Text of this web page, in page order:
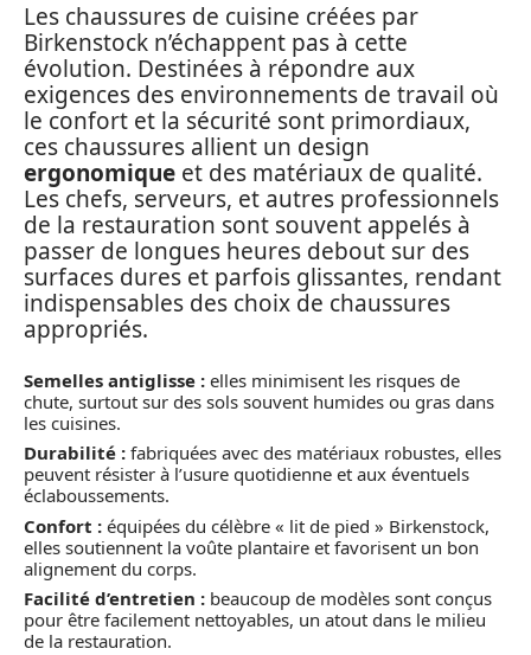
Les chaussures de cuisine créées par
Birkenstock n’échappent pas à cette
évolution. Destinées à répondre aux
exigences des environnements de travail où
le confort et la sécurité sont primordiaux,
ces chaussures allient un design
ergonomique et des matériaux de qualité.
Les chefs, serveurs, et autres professionnels
de la restauration sont souvent appelés à
passer de longues heures debout sur des
surfaces dures et parfois glissantes, rendant
indispensables des choix de chaussures
appropriés.
Semelles antiglisse : elles minimisent les risques de
chute, surtout sur des sols souvent humides ou gras dans
les cuisines.
Durabilité : fabriquées avec des matériaux robustes, elles
peuvent résister à l’usure quotidienne et aux éventuels
éclaboussements.
Confort : équipées du célèbre « lit de pied » Birkenstock,
elles soutiennent la voûte plantaire et favorisent un bon
alignement du corps.
Facilité d’entretien : beaucoup de modèles sont conçus
pour être facilement nettoyables, un atout dans le milieu
de la restauration.